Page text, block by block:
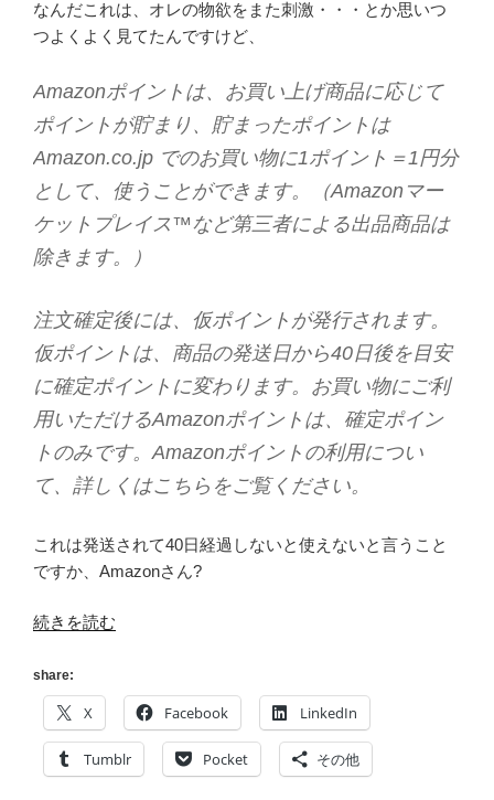
なんだこれは、オレの物欲をまた刺激・・・とか思いつ
つよくよく見てたんですけど、
Amazonポイントは、お買い上げ商品に応じて
ポイントが貯まり、貯まったポイントは
Amazon.co.jp でのお買い物に1ポイント＝1円分
として、使うことができます。（Amazonマー
ケットプレイス™など第三者による出品商品は
除きます。）
注文確定後には、仮ポイントが発行されます。
仮ポイントは、商品の発送日から40日後を目安
に確定ポイントに変わります。お買い物にご利
用いただけるAmazonポイントは、確定ポイン
トのみです。Amazonポイントの利用につい
て、詳しくはこちらをご覧ください。
これは発送されて40日経過しないと使えないと言うこと
ですか、Amazonさん?
“Amazon
イ
ン
ト
開
続きを読む
share:
X Facebook LinkedIn
Tumblr Pocket その他